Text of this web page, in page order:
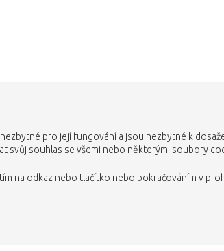
pro její fungování a jsou nezbytné k
svůj souhlas se všemi nebo některými soubory
na odkaz nebo tlačítko nebo pokračováním v